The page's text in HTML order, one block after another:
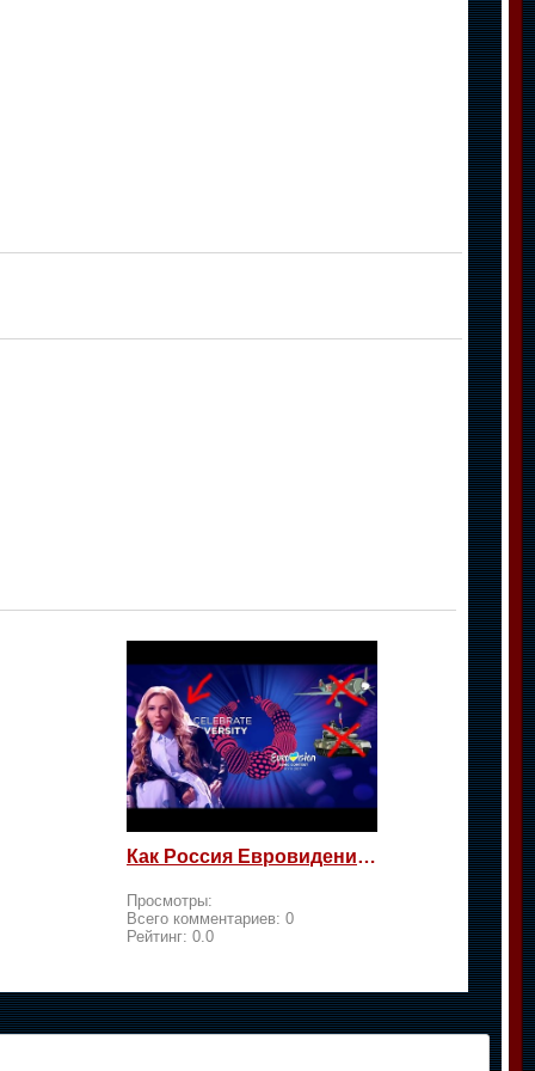
Как Россия Евровидение на жалость берет
Просмотры:
Всего комментариев: 0
Рейтинг: 0.0